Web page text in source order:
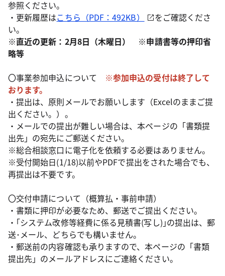
参照ください。
・更新履歴はこちら（PDF：492KB）
をご確認くださ
い。
※直近の更新：2月8日（木曜日） ※申請書等の押印省
略等
〇事業参加申込について ※参加申込の受付は終了して
おります。
・提出は、原則メールでお願いします（Excelのままご提
出ください。）。
・メールでの提出が難しい場合は、本ページの「書類提
出先」の宛先にご郵送ください。
※総合相談窓口に電子化を依頼する必要はありません。
※受付開始日(1/18)以前やPDFで提出をされた場合でも、
再提出は不要です。
〇交付申請について（概算払・事前申請）
・書類に押印が必要なため、郵送でご提出ください。
・｢システム改修等経費に係る見積書(写し)｣の提出は、郵
送･メール、どちらでも構いません。
・郵送前の内容確認も承りますので、本ページの「書類
提出先」のメールアドレスにご連絡ください。